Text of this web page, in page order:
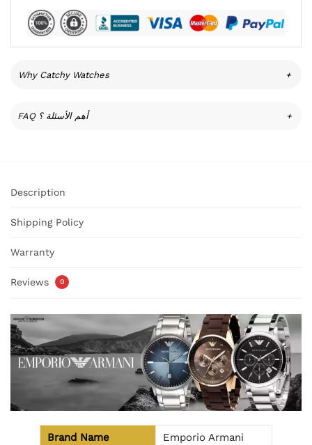
Why Catchy Watches +
FAQ أهم الأسئلة ؟ +
Description
Shipping Policy
Warranty
Reviews 0
Brand Name
Emporio Armani